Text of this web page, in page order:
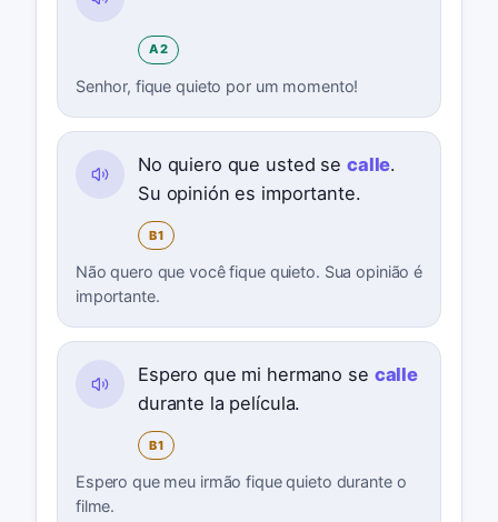
A2
Senhor, fique quieto por um momento!
No quiero que usted se calle.
Su opinión es importante.
B1
Não quero que você fique quieto. Sua opinião é
importante.
Espero que mi hermano se calle
durante la película.
B1
Espero que meu irmão fique quieto durante o
filme.